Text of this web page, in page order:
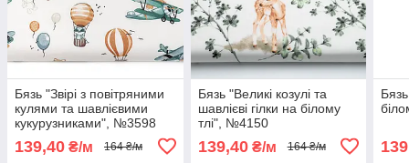
Бязь "Звірі з повітряними
кулями та шавлієвими
кукурузниками", №3598
139,40 ₴/м 164 ₴/м
Бязь "Великі козулі та
шавлієві гілки на білому
тлі", №4150
139,40₴/м 164 ₴/м
Бязь